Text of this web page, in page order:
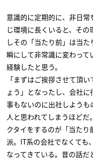
意識的に定期的に、非日
じ環境に長くいると、そ
しその「当たり前」は当
瞬にして非常識に変わっ
経験したと思う。
「まずはご挨拶させて頂
ょう」となったし、会社
事もないのに出社しよう
人と思われてしまうほど
クタイをするのが「当た
派。IT系の会社でなくても
なってきている。昔の話